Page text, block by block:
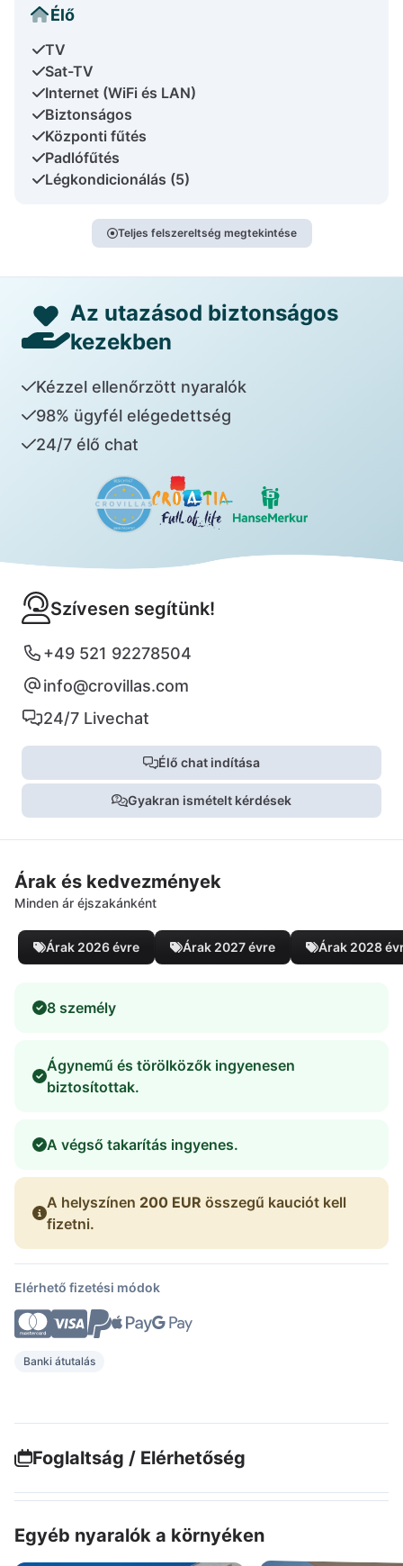
Élő
TV
Sat-TV
Internet (WiFi és LAN)
Biztonságos
Központi fűtés
Padlófűtés
Légkondicionálás (5)
Teljes felszereltség megtekintése
Az utazásod biztonságos
kezekben
Kézzel ellenőrzött nyaralók
98% ügyfél elégedettség
24/7 élő chat
Szívesen segítünk!
+49 521 92278504
info@crovillas.com
24/7 Livechat
Élő chat indítása
Gyakran ismételt kérdések
Árak és kedvezmények
Minden ár éjszakánként
Árak 2026 évre Árak 2027 évre Árak 2028
8 személy
Ágynemű és törölközők ingyenesen
biztosítottak.
A végső takarítás ingyenes.
A helyszínen 200 EUR összegű kauciót kell
fizetni.
Elérhető fizetési módok
Banki átutalás
Foglaltság / Elérhetőség
Egyéb nyaralók a környéken